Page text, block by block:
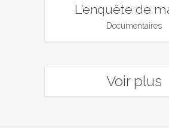
L'enquête de
Documentaires
Voir plus